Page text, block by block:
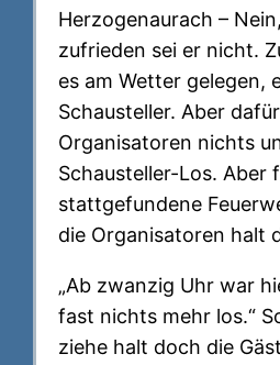
Herzogenaurach –
zufrieden sei er nicht.
es am Wetter gelegen,
Schausteller. Aber
Organisatoren nichts
Schausteller-Los. Aber
stattgefundene
die Organisatoren halt
„Ab zwanzig Uhr war
fast nichts mehr los.“
ziehe halt doch die